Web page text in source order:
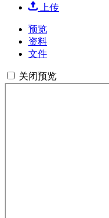
上传
预览
资料
文件
关闭预览